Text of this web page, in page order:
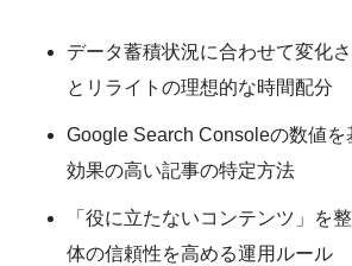
データ蓄積状況に合わせて変化
とリライトの理想的な時間配分
Google Search Consoleの数値を
効果の高い記事の特定方法
「役に立たないコンテンツ」を
体の信頼性を高める運用ルール